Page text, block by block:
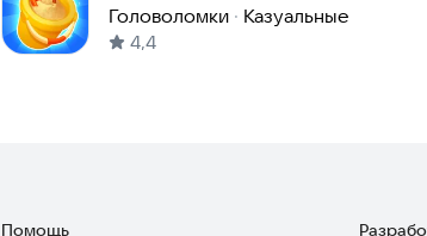
Головоломки · Казуальные
4,4
Помощь